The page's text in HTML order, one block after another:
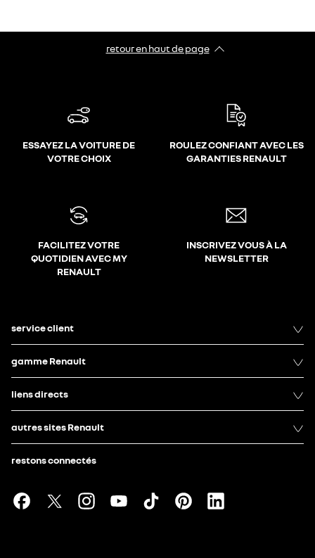
retour en haut de page​
ESSAYEZ LA VOITURE DE
VOTRE CHOIX
ROULEZ CONFIANT AVEC LES
GARANTIES RENAULT
FACILITEZ VOTRE
QUOTIDIEN AVEC MY
RENAULT
INSCRIVEZ VOUS À LA
NEWSLETTER
service client
gamme Renault
liens directs
autres sites Renault
restons connectés